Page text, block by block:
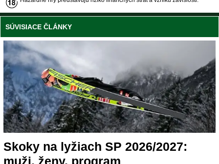
SÚVISIACE ČLÁNKY
Skoky na lyžiach SP 2026/2027:
muži, ženy, program